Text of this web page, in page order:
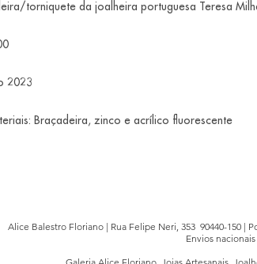
torniquete da joalheira portuguesa Teresa
2023
Braçadeira, zinco e acrílico fluorescente
Alice Balestro Floriano | Rua Felipe Neri, 353 90440-150 |
Envios